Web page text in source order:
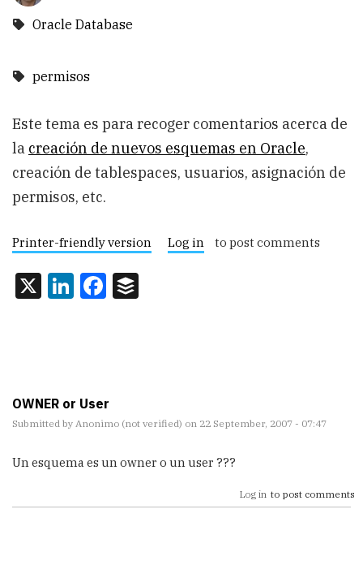
Oracle Database
permisos
Este tema es para recoger comentarios acerca de
la creación de nuevos esquemas en Oracle,
creación de tablespaces, usuarios, asignación de
permisos, etc.
Printer-friendly version Log in to post comments
X LinkedIn
Facebook
OWNER or User
Submitted by Anonimo (not verified) on 22 September, 2007 - 07:47
Un esquema es un owner o un user ???
Log in to post comments